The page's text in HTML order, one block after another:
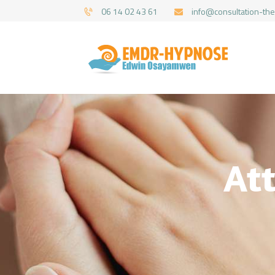
06 14 02 43 61 info@consultation-